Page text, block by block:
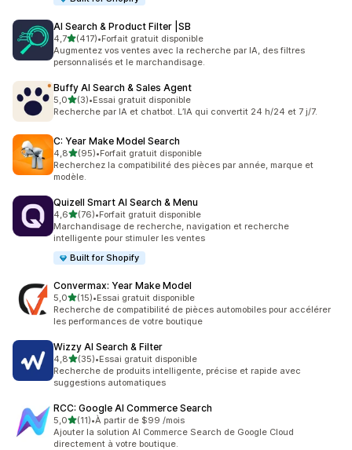
AI Search & Product Filter |SB
4,7étoile(s) sur 5
(417)
417 avis au total
•Forfait gratuit disponible
Augmentez vos ventes avec la recherche par IA, des filtres
personnalisés et le marchandisage.
Buffy AI Search & Sales Agent
5,0étoile(s) sur 5
(3)
3 avis au total
•Essai gratuit disponible
Recherche par IA et chatbot. L’IA qui convertit 24 h/24 et 7 j/7.
C: Year Make Model Search
4,8étoile(s) sur 5
(95)
95 avis au total
•Forfait gratuit disponible
Recherchez la compatibilité des pièces par année, marque et
modèle.
Quizell Smart AI Search & Menu
4,6étoile(s) sur 5
(76)
76 avis au total
•Forfait gratuit disponible
Marchandisage de recherche, navigation et recherche
intelligente pour stimuler les ventes
Built for Shopify
Convermax: Year Make Model
5,0étoile(s) sur 5
(15)
15 avis au total
•Essai gratuit disponible
Recherche de compatibilité de pièces automobiles pour accélérer
les performances de votre boutique
Wizzy AI Search & Filter
4,8étoile(s) sur 5
(35)
35 avis au total
•Essai gratuit disponible
Recherche de produits intelligente, précise et rapide avec
suggestions automatiques
RCC: Google AI Commerce Search
5,0étoile(s) sur 5
(11)
11 avis au total
•À partir de $99 /mois
Ajouter la solution AI Commerce Search de Google Cloud
directement à votre boutique.